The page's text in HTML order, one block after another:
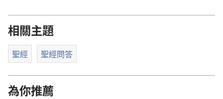
相關主題
聖經 聖經問答
為你推薦